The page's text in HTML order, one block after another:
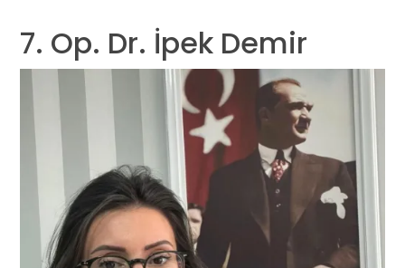
7. Op. Dr. İpek Demir